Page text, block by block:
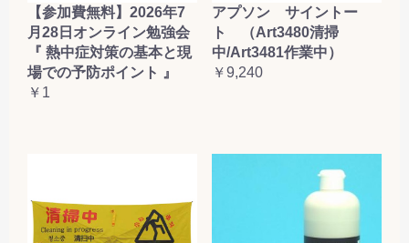
【参加費無料】2026年7
月28日オンライン勉強会
『 熱中症対策の基本と現
場での予防ポイント 』
￥1
アプソン サイントー
ト （Art3480清掃
中/Art3481作業中）
￥9,240